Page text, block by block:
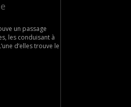
un passage
les conduisant à
d’elles trouve le